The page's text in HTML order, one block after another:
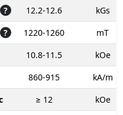
? 12.2-12.6
kGs
? 1220-1260
mT
10.8-11.5
kOe
860-915
kA/m
≥ 12
kOe